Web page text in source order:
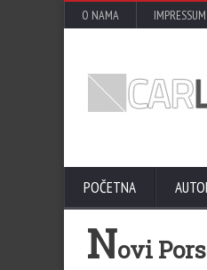
O NAMA IMPRESSUM
POČETNA
Novi